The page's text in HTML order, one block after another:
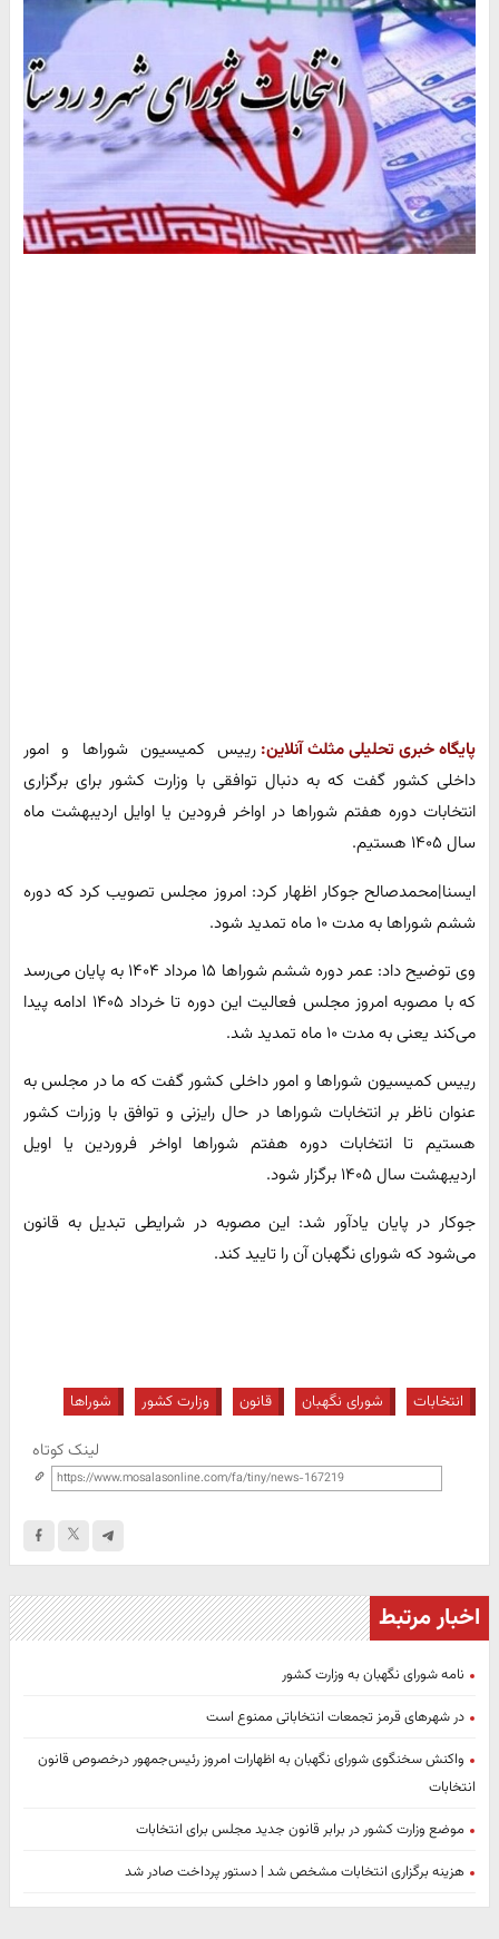
پایگاه خبری تحلیلی مثلث آنلاین: رییس کمیسیون شوراها و امور
داخلی کشور گفت که به دنبال توافقی با وزارت کشور برای برگزاری
انتخابات دوره هفتم شوراها در اواخر فرودین یا اوایل اردیبهشت ماه
سال ۱۴۰۵ هستیم.
ایسنا|محمدصالح جوکار اظهار کرد: امروز مجلس تصویب کرد که دوره
ششم شوراها به مدت ۱۰ ماه تمدید شود.
وی توضیح داد: عمر دوره ششم شوراها ۱۵ مرداد ۱۴۰۴ به پایان می‌رسد
که با مصوبه امروز مجلس فعالیت این دوره تا خرداد ۱۴۰۵ ادامه پیدا
می‌کند یعنی به مدت ۱۰ ماه تمدید شد.
رییس کمیسیون شوراها و امور داخلی کشور گفت که ما در مجلس به
عنوان ناظر بر انتخابات شوراها در حال رایزنی و توافق با وزرات کشور
هستیم تا انتخابات دوره هفتم شوراها اواخر فروردین یا اویل
اردیبهشت سال ۱۴۰۵ برگزار شود.
جوکار در پایان یادآور شد: این مصوبه در شرایطی تبدیل به قانون
می‌شود که شورای نگهبان آن را تایید کند.
انتخابات شورای نگهبان قانون وزارت کشور شوراها
لینک کوتاه
اخبار مرتبط
نامه شورای نگهبان به وزارت کشور
در شهرهای قرمز تجمعات انتخاباتی ممنوع است
واکنش سخنگوی شورای نگهبان به اظهارات امروز رئیس‌جمهور درخصوص قانون
انتخابات
موضع وزارت کشور در برابر قانون جدید مجلس برای انتخابات
هزینه برگزاری انتخابات مشخص شد | دستور پرداخت صادر شد